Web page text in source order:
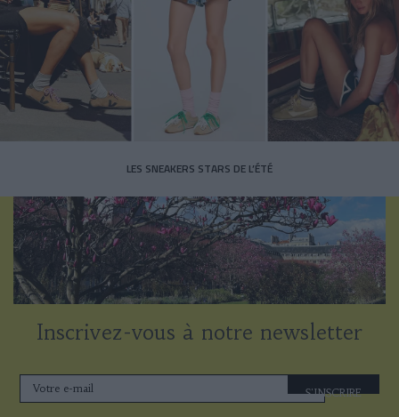
LES SNEAKERS STARS DE L’ÉTÉ
Inscrivez-vous à notre newsletter
S'INSCRIRE